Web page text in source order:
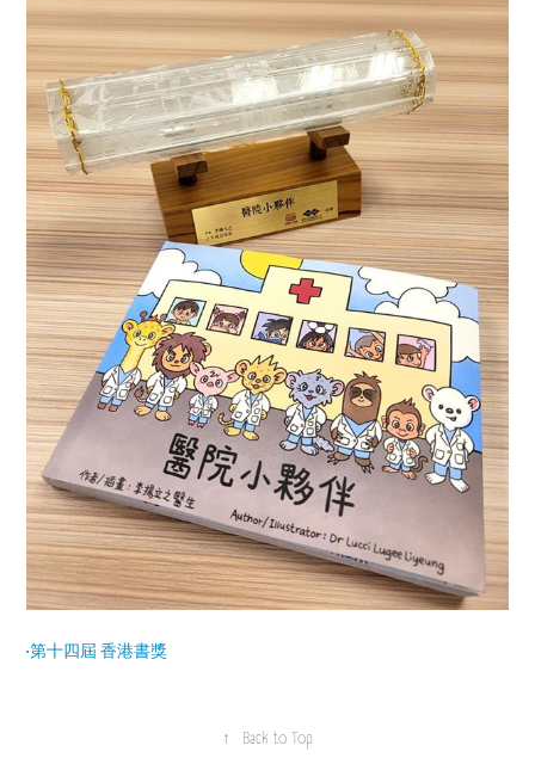
•第十四屆 香港書獎
↑ Back to Top